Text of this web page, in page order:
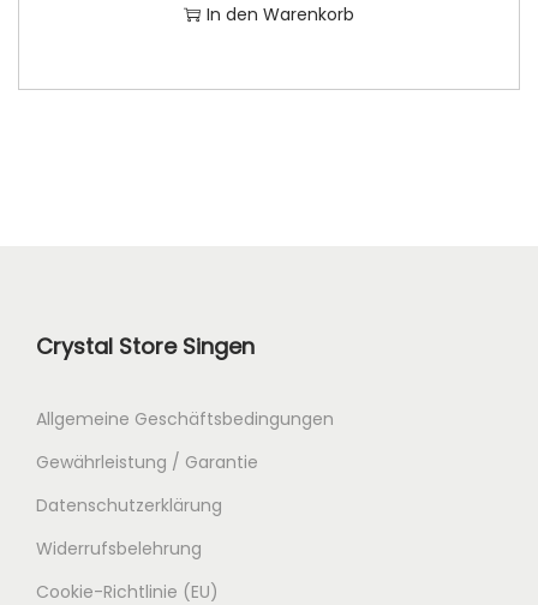
In den Warenkorb
Crystal Store Singen
Allgemeine Geschäftsbedingungen
Gewährleistung / Garantie
Datenschutzerklärung
Widerrufsbelehrung
Cookie-Richtlinie (EU)